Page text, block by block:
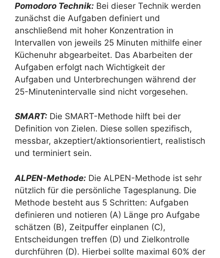
Pomodoro Technik: Bei dieser Technik werden
zunächst die Aufgaben definiert und
anschließend mit hoher Konzentration in
Intervallen von jeweils 25 Minuten mithilfe einer
Küchenuhr abgearbeitet. Das Abarbeiten der
Aufgaben erfolgt nach Wichtigkeit der
Aufgaben und Unterbrechungen während der
25-Minutenintervalle sind nicht vorgesehen.
SMART: Die SMART-Methode hilft bei der
Definition von Zielen. Diese sollen spezifisch,
messbar, akzeptiert/aktionsorientiert, realistisch
und terminiert sein.
ALPEN-Methode: Die ALPEN-Methode ist sehr
nützlich für die persönliche Tagesplanung. Die
Methode besteht aus 5 Schritten: Aufgaben
definieren und notieren (A) Länge pro Aufgabe
schätzen (B), Zeitpuffer einplanen (C),
Entscheidungen treffen (D) und Zielkontrolle
durchführen (D). Hierbei sollte maximal 60% der